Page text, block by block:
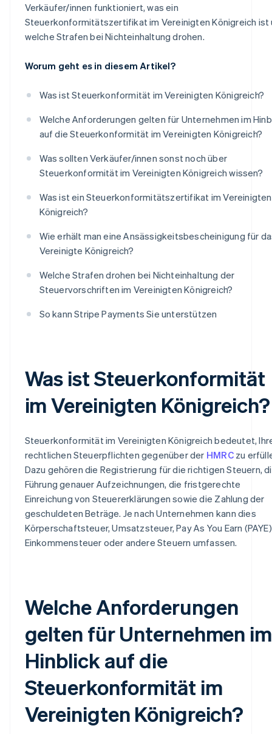
Verkäufer/innen funktioniert, was ein
Steuerkonformitätszertifikat im Vereinigten Königreich ist
welche Strafen bei Nichteinhaltung drohen.
Worum geht es in diesem Artikel?
Was ist Steuerkonformität im Vereinigten Königreich?
Welche Anforderungen gelten für Unternehmen im
auf die Steuerkonformität im Vereinigten Königreich?
Was sollten Verkäufer/innen sonst noch über
Steuerkonformität im Vereinigten Königreich wissen?
Was ist ein Steuerkonformitätszertifikat im Vereinigten
Königreich?
Wie erhält man eine Ansässigkeitsbescheinigung für
Vereinigte Königreich?
Welche Strafen drohen bei Nichteinhaltung der
Steuervorschriften im Vereinigten Königreich?
So kann Stripe Payments Sie unterstützen
Was ist Steuerkonformität
im Vereinigten Königreich?
Steuerkonformität im Vereinigten Königreich bedeutet,
rechtlichen Steuerpflichten gegenüber der HMRCzu
Dazu gehören die Registrierung für die richtigen Steuern,
Führung genauer Aufzeichnungen, die fristgerechte
Einreichung von Steuererklärungen sowie die Zahlung der
geschuldeten Beträge. Je nach Unternehmen kann dies
Körperschaftsteuer, Umsatzsteuer, Pay As You Earn
Einkommensteuer oder andere Steuern umfassen.
Welche Anforderungen
gelten für Unternehmen im
Hinblick auf die
Steuerkonformität im
Vereinigten Königreich?